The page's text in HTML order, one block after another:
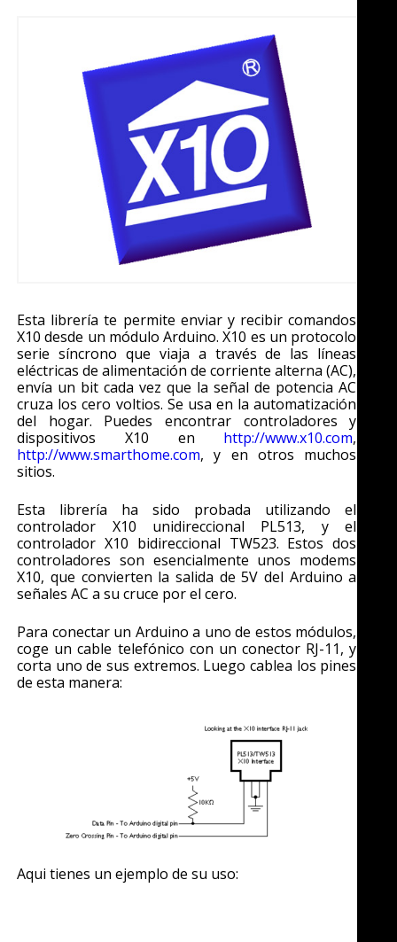
Esta librería te permite enviar y recibir comandos
X10 desde un módulo Arduino. X10 es un protocolo
serie síncrono que viaja a través de las líneas
eléctricas de alimentación de corriente alterna (AC),
envía un bit cada vez que la señal de potencia AC
cruza los cero voltios. Se usa en la automatización
del hogar. Puedes encontrar controladores y
dispositivos X10 en http://www.x10.com,
http://www.smarthome.com, y en otros muchos
sitios.
Esta librería ha sido probada utilizando el
controlador X10 unidireccional PL513, y el
controlador X10 bidireccional TW523. Estos dos
controladores son esencialmente unos modems
X10, que convierten la salida de 5V del Arduino a
señales AC a su cruce por el cero.
Para conectar un Arduino a uno de estos módulos,
coge un cable telefónico con un conector RJ-11, y
corta uno de sus extremos. Luego cablea los pines
de esta manera:
Aqui tienes un ejemplo de su uso: